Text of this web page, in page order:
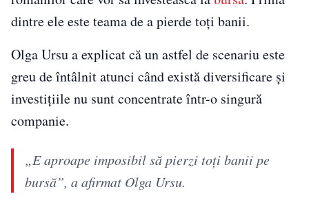
dintre ele este teama de a pierde toți banii.
Olga Ursu a explicat că un astfel de scenariu este
greu de întâlnit atunci când există diversificare și
investițiile nu sunt concentrate într-o singură
companie.
„E aproape imposibil să pierzi toți banii pe
bursă”, a afirmat Olga Ursu.